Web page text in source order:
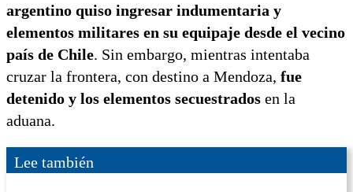
argentino quiso ingresar indumentaria y
elementos militares en su equipaje desde el vecino
país de Chile. Sin embargo, mientras intentaba
cruzar la frontera, con destino a Mendoza, fue
detenido y los elementos secuestrados en la
aduana.
Lee también